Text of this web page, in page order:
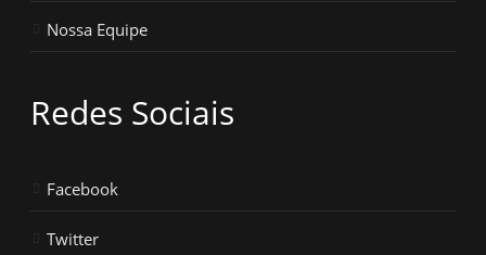
Nossa Equipe
Redes Sociais
Facebook
Twitter